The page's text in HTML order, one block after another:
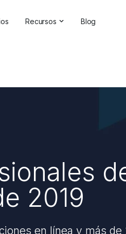
Recursos
Centro de ayuda
Directorio de socios
Blog
2019
en línea y más